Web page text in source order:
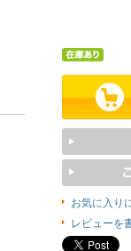
お気に入り
レビューを